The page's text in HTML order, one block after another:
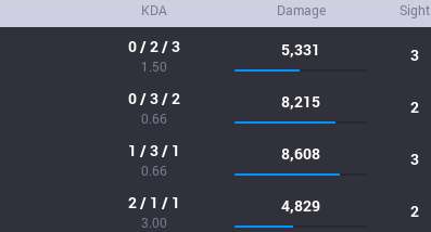
KDA Damage Sight
0 / 2 / 3
1.50
5,331 3
0 / 3 / 2
0.66
8,215 2
1 / 3 / 1
0.66
8,608 3
2 / 1 / 1
3.00
4,829 2